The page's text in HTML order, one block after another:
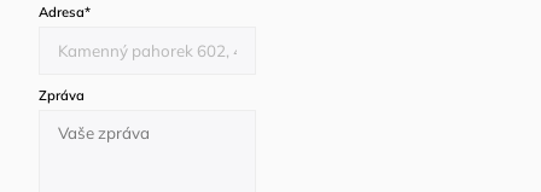
Adresa*
Zpráva